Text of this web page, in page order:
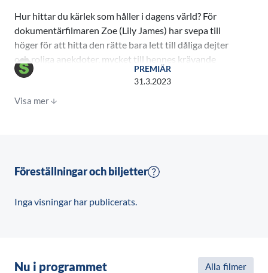
Hur hittar du kärlek som håller i dagens värld? För
dokumentärfilmaren Zoe (Lily James) har svepa till
höger för att hitta den rätte bara lett till dåliga dejter
och roliga anekdoter, mycket till hennes krävande
mamma Caths (Emma Thompson) bestörtning. För
hennes barndomsvän och granne Kazim (Shazad
Latif) är svaret att göra som sina föräldrar och välja
om hon kanske har något att lära av ett annat sätt att
PREMIÄR
31.3.2023
Visa mer
Föreställningar och biljetter
Inga visningar har publicerats.
Nu i programmet Alla filmer